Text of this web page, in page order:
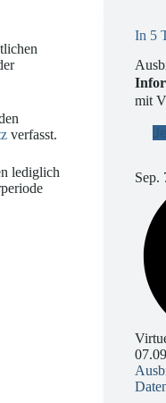
verfasst.
lediglich
In 5
mit
Sep.